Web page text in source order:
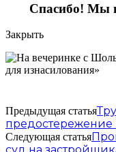
Спасибо! Мы
Закрыть
Предыдущая статья
предостережение
Следующая статья